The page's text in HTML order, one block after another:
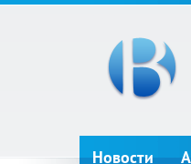
Новости